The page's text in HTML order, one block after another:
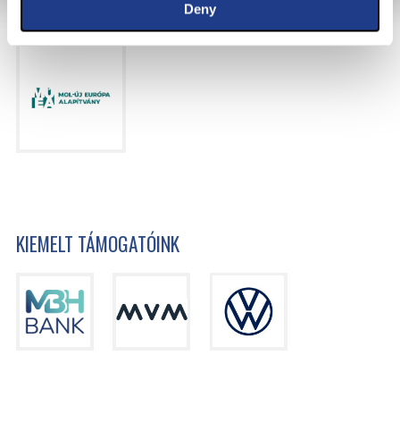
Deny
KIEMELT TÁMOGATÓINK